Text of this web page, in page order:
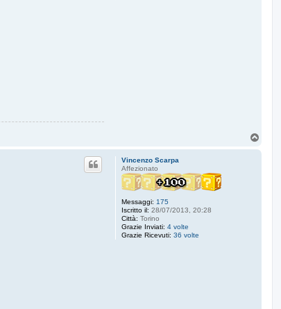
Vincenzo Scarpa
Affezionato
Messaggi: 175
Iscritto il: 28/07/2013, 20:28
Città: Torino
Grazie Inviati: 4 volte
Grazie Ricevuti: 36 volte